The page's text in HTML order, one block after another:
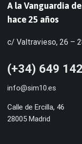
A la Vanguardia
hace 25 años
c/ Valtravieso, 26 –
(+34) 649
info@sim10.es
Calle de Ercilla, 46
28005 Madrid